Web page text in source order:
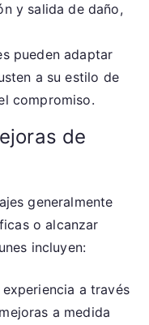
y salida de daño,
pueden adaptar
a su estilo de
compromiso.
de
generalmente
o alcanzar
incluyen:
experiencia a través
a medida